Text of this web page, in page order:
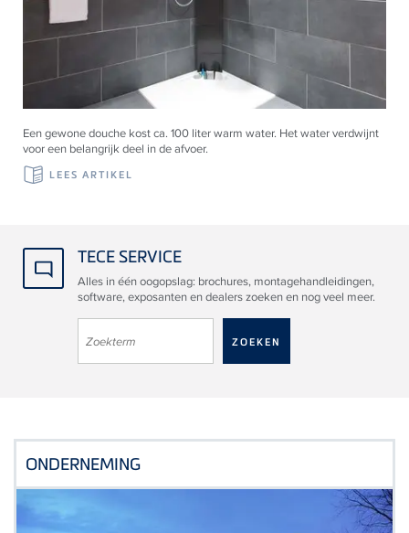
Een gewone douche kost ca. 100 liter warm water. Het water verdwijnt
voor een belangrijk deel in de afvoer.
LEES ARTIKEL
TECE SERVICE
Alles in één oogopslag: brochures, montagehandleidingen,
software, exposanten en dealers zoeken en nog veel meer.
ONDERNEMING